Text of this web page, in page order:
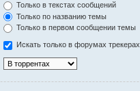
Только в текстах сообщений
Только по названию темы
Только в первом сообщении темы
Искать только в форумах трекерах